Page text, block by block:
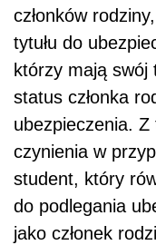
członków
tytułu do
którzy mają swój
status członka
ubezpieczenia.
czynienia w
student, który
do podlegania
jako członek